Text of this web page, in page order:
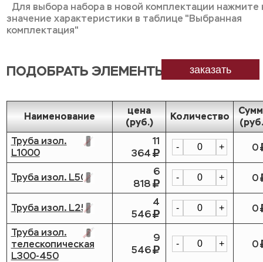
Для выбора набора в новой комплектации нажмите
значение характеристики в таблице "Выбранная
комплектация"
ПОДОБРАТЬ ЭЛЕМЕНТЫ заказать
Наименование
цена
(руб.)
Количество
Труба изол.
L1000
11
364
- + 0
Труба изол. L500
6
818
- + 0
Труба изол. L250
4
546
- + 0
Труба изол.
телескопическая
L300-450
9
546
- + 0